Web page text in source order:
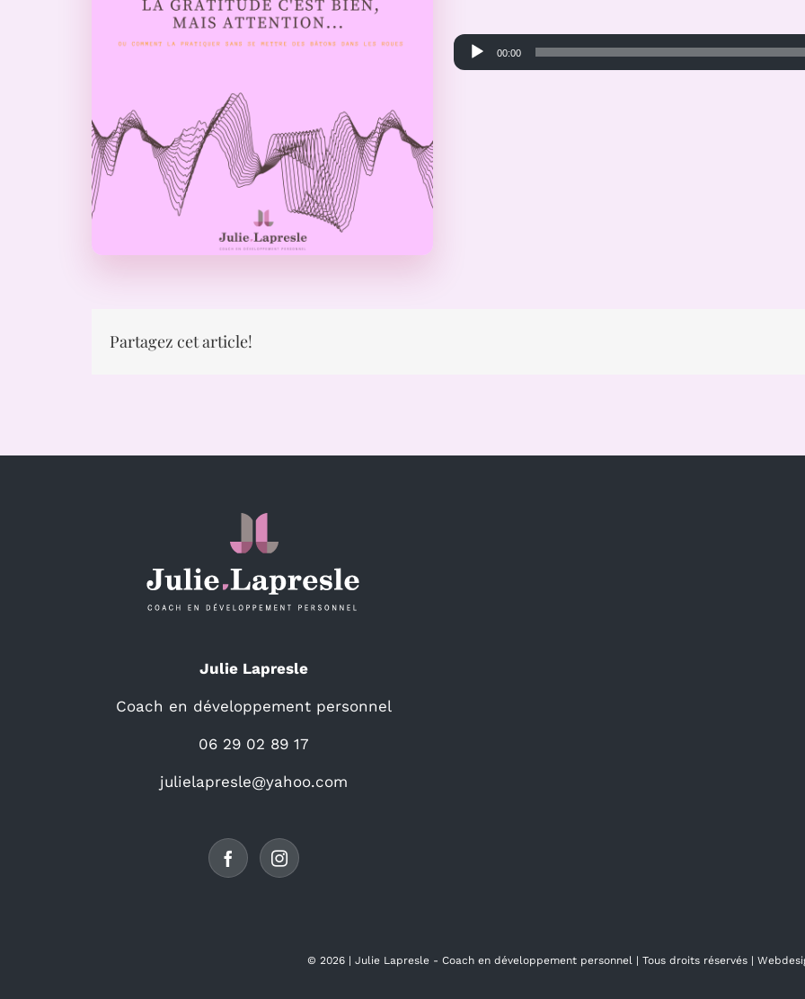
Lecteur
audio
00:00
Partagez cet article!
Julie Lapresle
Coach en développement personnel
06 29 02 89 17
julielapresle@yahoo.com
© 2026 | Julie Lapresle - Coach en développement personnel | Tous droits réservés |